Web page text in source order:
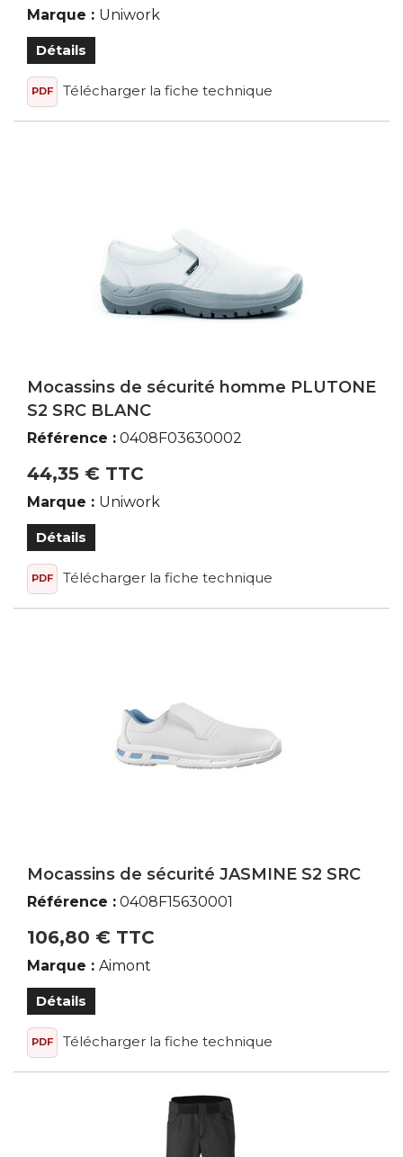
Marque : Uniwork
Détails
PDF Télécharger la fiche technique
Mocassins de sécurité homme PLUTONE
S2 SRC BLANC
Référence : 0408F03630002
44,35 € TTC
Marque : Uniwork
Détails
PDF Télécharger la fiche technique
Mocassins de sécurité JASMINE S2 SRC
Référence : 0408F15630001
106,80 € TTC
Marque : Aimont
Détails
PDF Télécharger la fiche technique